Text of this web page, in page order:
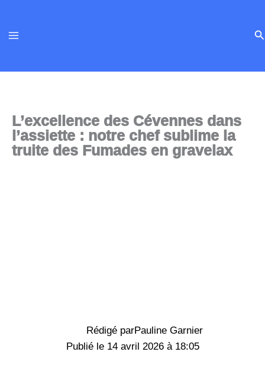
contenu
L’excellence des Cévennes dans
l’assiette : notre chef sublime la
truite des Fumades en gravelax
Rédigé parPauline Garnier
14 avril 2026 à 18:05